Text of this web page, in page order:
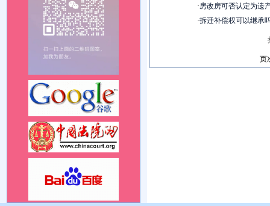
朋友，谢谢！
服务热线： 17753181492 15964027812
执业机构：山东国曜琴岛律师事务所
地 址：济南市历下区山大路264号国曜律
师楼（山大路南首）
乘车路线：可乘117、115、K56、137、
·房改房可否认定为遗
·拆迁补偿权可以继承
页